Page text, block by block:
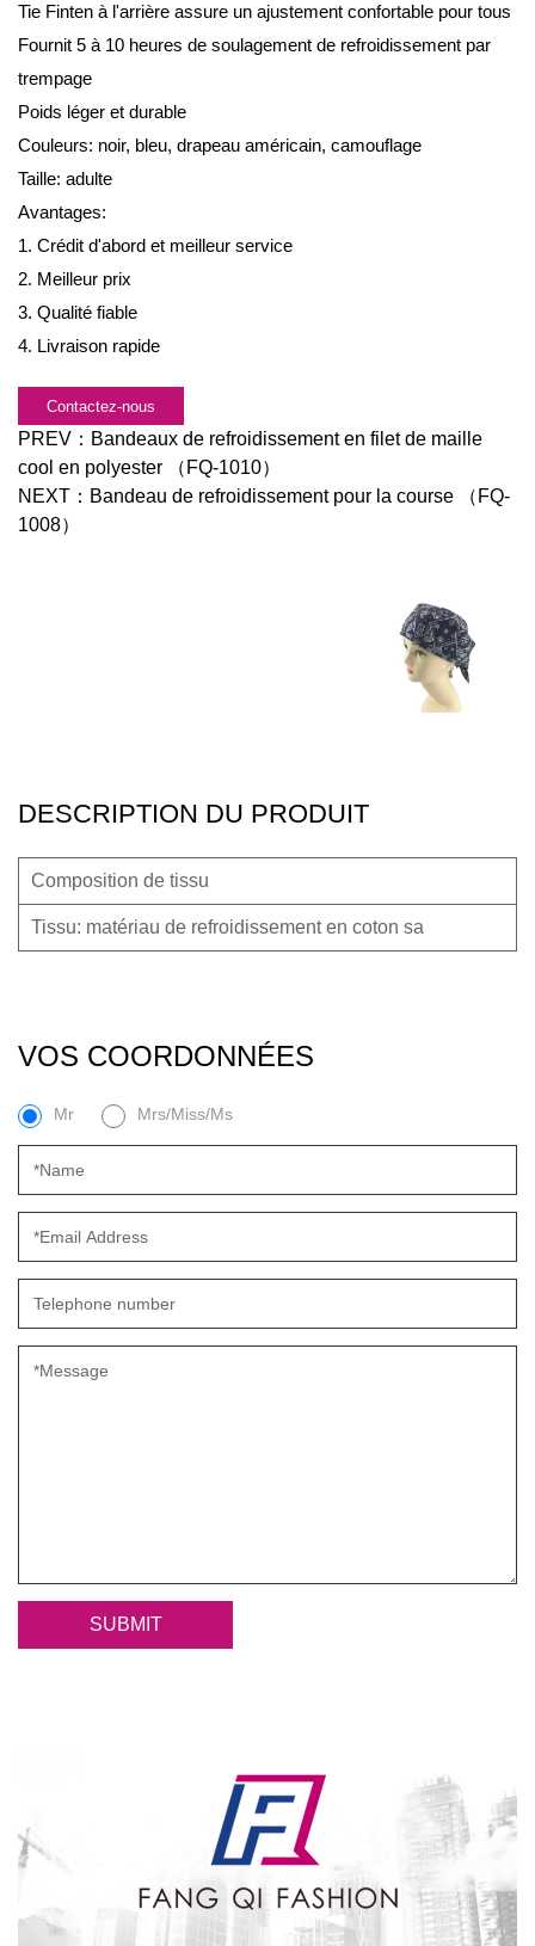
Tie Finten à l'arrière assure un ajustement confortable pour tous
Fournit 5 à 10 heures de soulagement de refroidissement par
trempage
Poids léger et durable
Couleurs: noir, bleu, drapeau américain, camouflage
Taille: adulte
Avantages:
1. Crédit d'abord et meilleur service
2. Meilleur prix
3. Qualité fiable
4. Livraison rapide
Contactez-nous
PREV： Bandeaux de refroidissement en filet de maille
cool en polyester （FQ-1010）
NEXT： Bandeau de refroidissement pour la course （FQ-
1008）
DESCRIPTION DU PRODUIT
Composition de tissu
Tissu: matériau de refroidissement en coton sa
VOS COORDONNÉES
Mr Mrs/Miss/Ms